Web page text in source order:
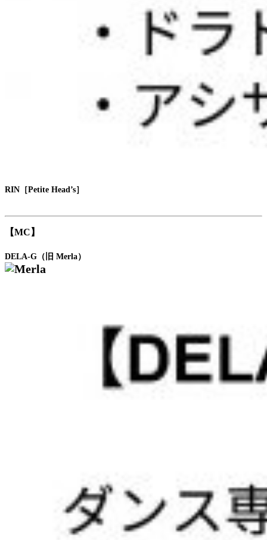
RIN［Petite Head’s］
【MC】
DELA-G（旧 Merla）